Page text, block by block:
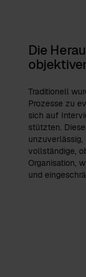
Die
Traditionell
Prozesse zu
sich auf
stützten.
vollständige,
Organisation,
und